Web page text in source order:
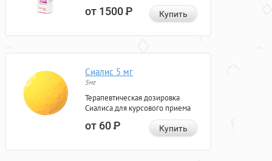
от 1500Р Купить
Сиалис 5 мг
5мг
Терапевтическая дозировка
Сиалиса для курсового приема
от 60Р Купить